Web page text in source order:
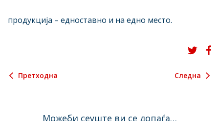
продукција – едноставно и на едно место.
Претходна Следна
Можеби сеуште ви се допаѓа…